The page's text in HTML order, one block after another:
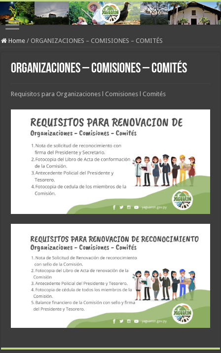
Home / ORGANIZACIONES – COMISIONES – COMITÉS
ORGANIZACIONES – COMISIONES – COMITÉS
Requisitos para Organizaciones l Comisiones l Comités